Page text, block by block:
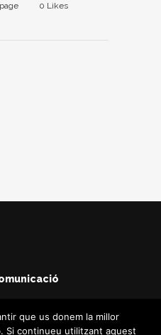
0 Likes
que us donem la millor
Si continueu utilitzant aquest